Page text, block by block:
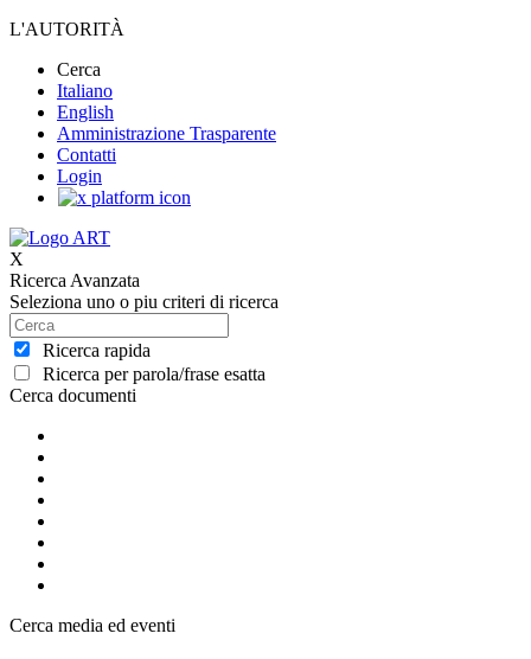
L'AUTORITÀ
Cerca
Italiano
English
Amministrazione Trasparente
Contatti
Login
X
Ricerca Avanzata
Seleziona uno o piu criteri di ricerca
Ricerca rapida
Ricerca per parola/frase esatta
Cerca documenti
Cerca media ed eventi